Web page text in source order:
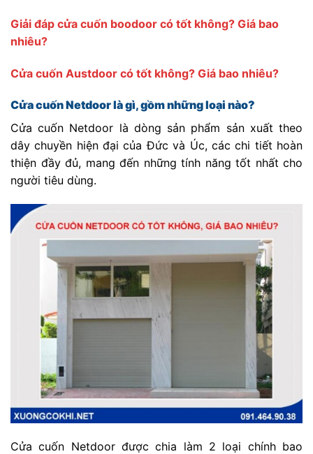
Giải đáp cửa cuốn boodoor có tốt không? Giá bao
nhiêu?
Cửa cuốn Austdoor có tốt không? Giá bao nhiêu?
Cửa cuốn Netdoor là gì, gồm những loại nào?
Cửa cuốn Netdoor là dòng sản phẩm sản xuất theo
dây chuyền hiện đại của Đức và Úc, các chi tiết hoàn
thiện đầy đủ, mang đến những tính năng tốt nhất cho
người tiêu dùng.
Cửa cuốn Netdoor được chia làm 2 loại chính bao